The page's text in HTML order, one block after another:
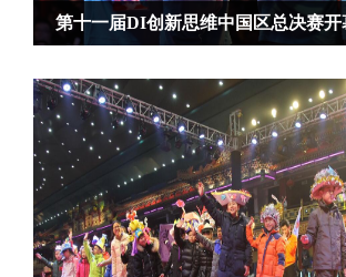
第十一届DI创新思维中国区总决赛开